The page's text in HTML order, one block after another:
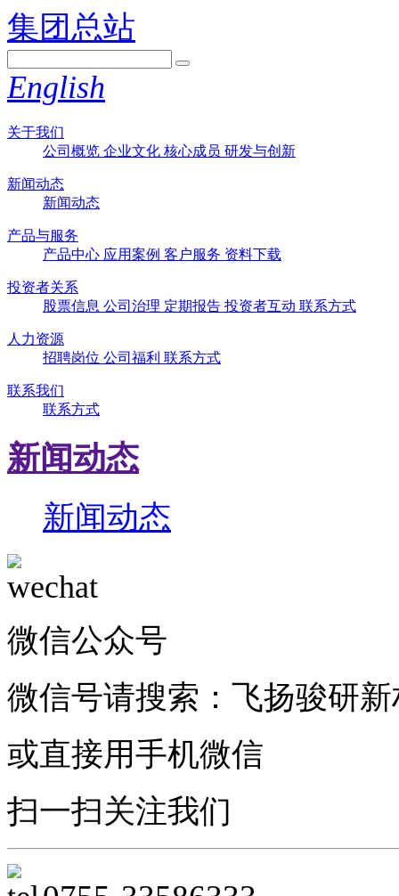
集团总站
English
关于我们
公司概览 企业文化 核心成员 研发与创新
新闻动态
新闻动态
产品与服务
产品中心 应用案例 客户服务 资料下载
投资者关系
股票信息 公司治理 定期报告 投资者互动 联系方式
人力资源
招聘岗位 公司福利 联系方式
联系我们
联系方式
新闻动态
新闻动态
微信公众号
微信号请搜索：飞扬骏研
或直接用手机微信
扫一扫关注我们